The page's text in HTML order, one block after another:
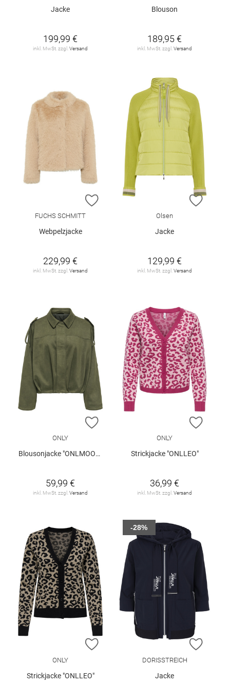
Jacke
199,99 €
inkl. MwSt. zzgl. Versand
Blouson
189,95 €
inkl. MwSt. zzgl. Versand
ZUR WUNSCHLISTE HINZUFÜGEN
FUCHS SCHMITT
Webpelzjacke
229,99 €
inkl. MwSt. zzgl. Versand
ZUR
Olsen
Jacke
129,99 €
inkl. MwSt. zzgl. Versand
ZUR WUNSCHLISTE HINZUFÜGEN
ONLY
Blousonjacke "ONLMOON-STINA"
59,99 €
inkl. MwSt. zzgl. Versand
ZUR
ONLY
Strickjacke "ONLLEO"
36,99 €
inkl. MwSt. zzgl. Versand
ZUR WUNSCHLISTE HINZUFÜGEN
ONLY
Strickjacke "ONLLEO"
ZUR
DORISSTREICH
Jacke
-28%